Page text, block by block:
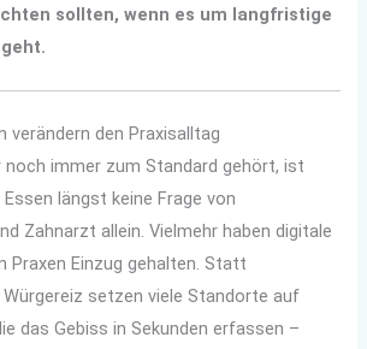
sollten, wenn es um langfristige
verändern den Praxisalltag
noch immer zum Standard gehört, ist
längst keine Frage von
Zahnarzt allein. Vielmehr haben digitale
Praxen Einzug gehalten. Statt
setzen viele Standorte auf
das Gebiss in Sekunden erfassen –